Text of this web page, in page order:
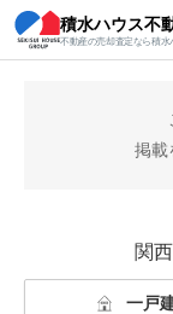
積水ハウス不
不動産の売却査定なら積水
積水ハウス不動産の売買
掲載
関
一戸